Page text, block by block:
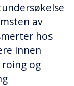
av
hos
innen
og